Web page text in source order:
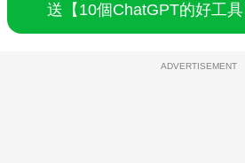
送【10個ChatGPT的好工
ADVERTISEMENT